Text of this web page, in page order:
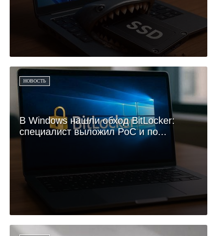
НОВОСТЬ
В Windows нашли обход BitLocker:
специалист выложил PoC и по...